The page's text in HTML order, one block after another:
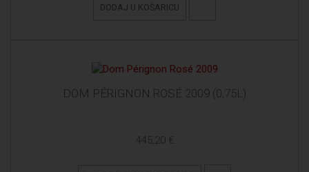
DODAJ U KOŠARICU
DOM PÉRIGNON ROSÉ 2009 (0,75L)
445,20 €